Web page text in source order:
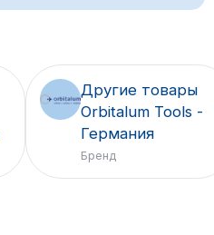
Другие товары
Orbitalum Tools -
Германия
Бренд